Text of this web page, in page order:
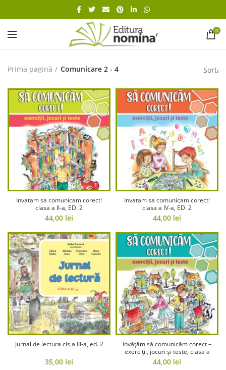
0
Prima pagină Comunicare 2 - 4
Invatam sa comunicam corect!
clasa a II-a, ED. 2
44,00 lei
Invatam sa comunicam corect!
clasa a IV-a, ED. 2
44,00 lei
Jurnal de lectura cls a III-a, ed. 2
35,00 lei
Invățăm să comunicăm corect –
exerciții, jocuri și teste, clasa a
III-a ED. 2
44,00 lei